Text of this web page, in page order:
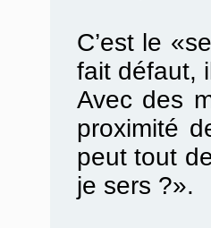
C’est le
fait défaut,
Avec des
proximité
peut tout
je sers ?».